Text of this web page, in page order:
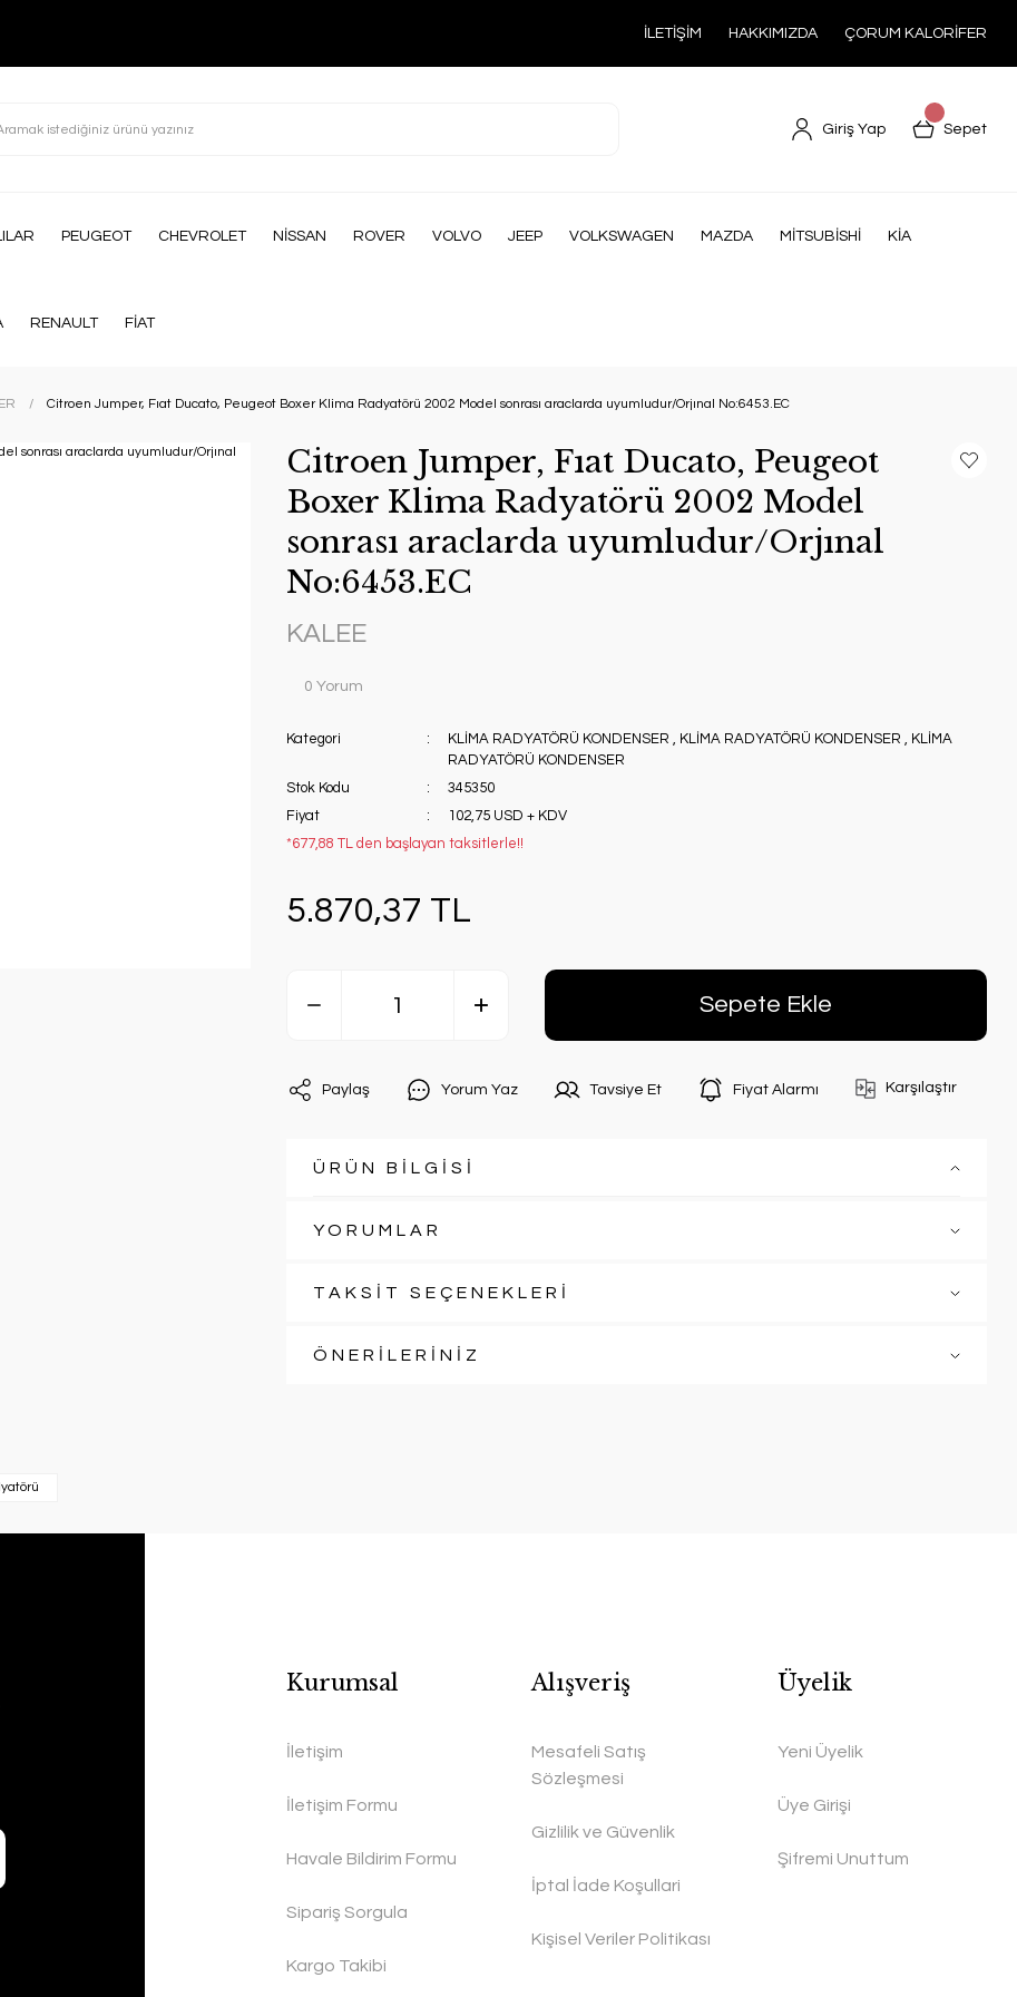
İLETİŞİM HAKKIMIZDA ÇORUM KALORİFER
Giriş Yap Sepet
PEUGEOT CHEVROLET NİSSAN ROVER VOLVO JEEP VOLKSWAGEN MAZDA MİTSUBİSHİ KİA
RENAULT FİAT
Citroen Jumper, Fıat Ducato, Peugeot Boxer Klima Radyatörü 2002 Model sonrası araclarda uyumludur/Orjınal No:6453.EC
Citroen Jumper, Fıat Ducato, Peugeot
Boxer Klima Radyatörü 2002 Model
sonrası araclarda uyumludur/Orjınal
No:6453.EC
KALEE
0 Yorum
Kategori KLİMA RADYATÖRÜ KONDENSER , KLİMA RADYATÖRÜ KONDENSER , KLİMA
RADYATÖRÜ KONDENSER
Stok Kodu
345350
Fiyat
102,75 USD + KDV
*677,88 TL den başlayan taksitlerle!!
5.870,37 TL
Sepete Ekle
Paylaş Yorum Yaz Tavsiye Et Fiyat Alarmı Karşılaştır
ÜRÜN BİLGİSİ
YORUMLAR
TAKSİT SEÇENEKLERİ
ÖNERİLERİNİZ
Kurumsal
İletişim
İletişim Formu
Havale Bildirim Formu
Sipariş Sorgula
Kargo Takibi
Alışveriş
Mesafeli Satış
Sözleşmesi
Gizlilik ve Güvenlik
İptal İade Koşullari
Kişisel Veriler Politikası
Üyelik
Yeni Üyelik
Üye Girişi
Şifremi Unuttum